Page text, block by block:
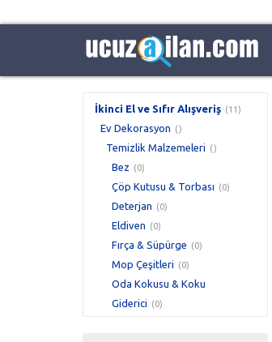
İkinci El ve Sıfır Alışveriş (11)
Ev Dekorasyon ()
Temizlik Malzemeleri ()
Bez (0)
Çöp Kutusu & Torbası (0)
Deterjan (0)
Eldiven (0)
Fırça & Süpürge (0)
Mop Çeşitleri (0)
Oda Kokusu & Koku
Giderici (0)